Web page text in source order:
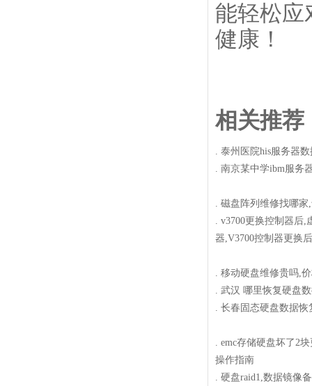
能轻松应
健康！
相关推荐
. 泰州医院his服务器
. 南京某中学ibm服务
. 磁盘阵列维修找哪
. v3700更换控制器后,
器,V3700控制器更换
. 移动硬盘维修贵吗,
. 武汉 哪里恢复硬盘
. 长春固态硬盘数据
. emc存储硬盘坏了2
操作指南
. 硬盘raid1,数据镜像